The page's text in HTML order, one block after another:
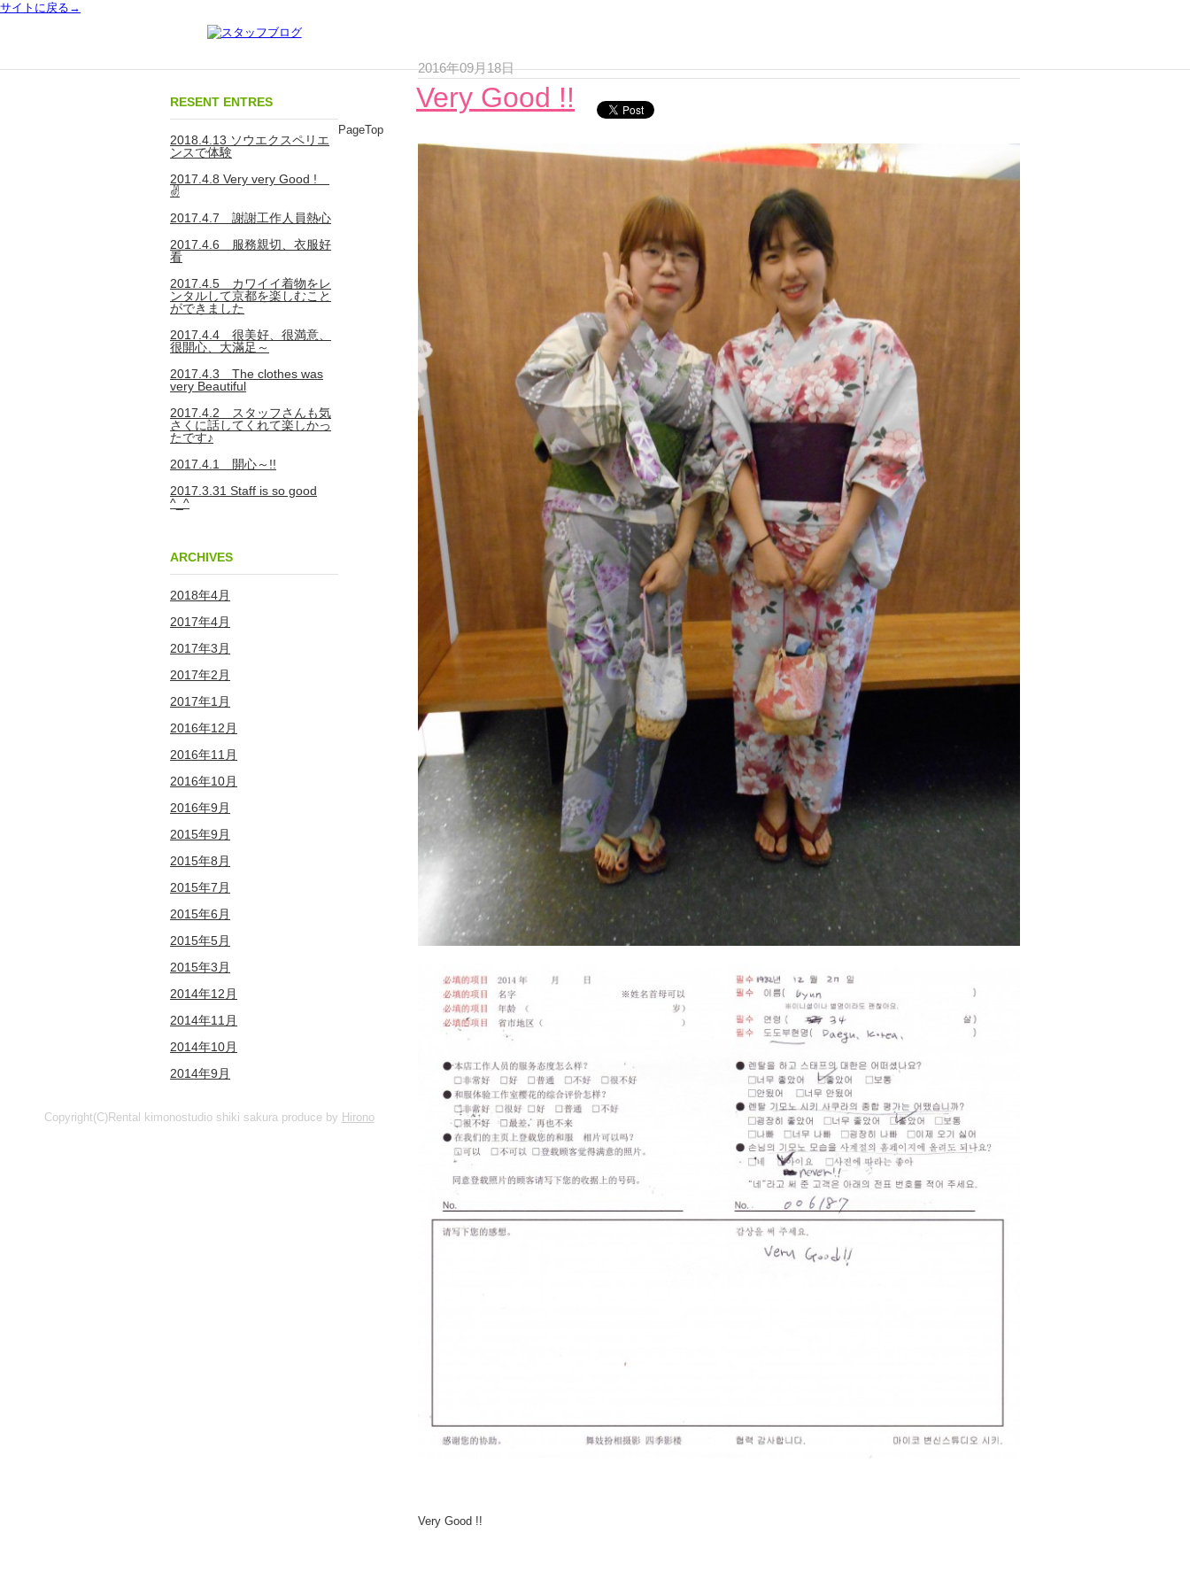
サイトに戻る→
RESENT ENTRES
2018.4.13 ソウエクスペリエ
ンスで体験
2017.4.8 Very very Good !
✌
2017.4.7 謝謝工作人員熱心
2017.4.6 服務親切、衣服好
看
2017.4.5 カワイイ着物をレ
ンタルして京都を楽しむこと
ができました
2017.4.4 很美好、很満意、
很開心、大滿足～
2017.4.3 The clothes was
very Beautiful
2017.4.2 スタッフさんも気
さくに話してくれて楽しかっ
たです♪
2017.4.1 開心～!!
2017.3.31 Staff is so good
^_^
ARCHIVES
2018年4月
2017年4月
2017年3月
2017年2月
2017年1月
2016年12月
2016年11月
2016年10月
2016年9月
2015年9月
2015年8月
2015年7月
2015年6月
2015年5月
2015年3月
2014年12月
2014年11月
2014年10月
2014年9月
2016年09月18日
Very Good !!
Very Good !!
Copyright(C)Rental kimonostudio shiki sakura produce by Hirono
PageTop